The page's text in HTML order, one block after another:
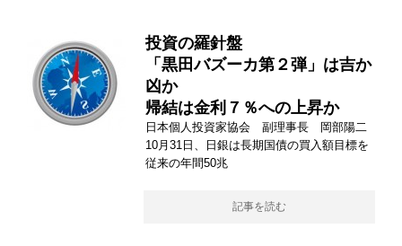
投資の羅針盤
「黒田バズーカ第２弾」は吉か
凶か
帰結は金利７％への上昇か
日本個人投資家協会 副理事長 岡部陽二
10月31日、日銀は長期国債の買入額目標を
従来の年間50兆
記事を読む